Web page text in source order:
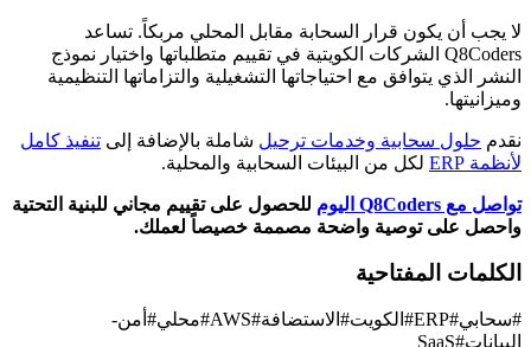
لا يجب أن يكون قرار السحابة مقابل المحلي مربكاً. تساعد
Q8Coders الشركات الكويتية في تقييم متطلباتها واختيار نموذج
النشر الذي يتوافق مع احتياجاتها التشغيلية والتزاماتها التنظيمية
وميزانيتها.
نقدم حلول سحابية وخدمات ترحيل شاملة بالإضافة إلى تنفيذ كامل
لأنظمة ERP
لكل من البيئات السحابية والمحلية.
تواصل مع Q8Coders اليوم
للحصول على تقييم مجاني للبنية التحتية
واحصل على توصية واضحة مصممة خصيصاً لعملك.
الكلمات المفتاحية
#سحابي#
ERP
# الكويت# الاستضافة#
AWS
#محلي# أمن-
البيانات#
SaaS